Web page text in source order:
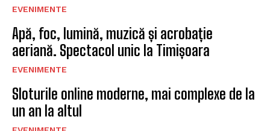
EVENIMENTE
Apă, foc, lumină, muzică și acrobație
aeriană. Spectacol unic la Timișoara
EVENIMENTE
Sloturile online moderne, mai complexe de la
un an la altul